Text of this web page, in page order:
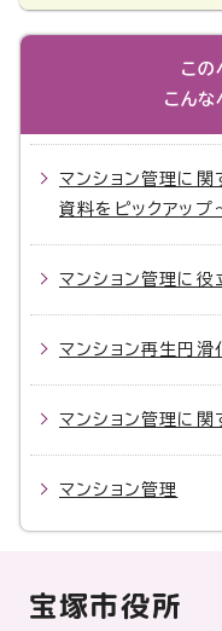
この
こんな
マンション管理に
資料をピックアップ
マンション管理に役
マンション再生円滑
マンション管理に関
マンション管理
宝塚市役所